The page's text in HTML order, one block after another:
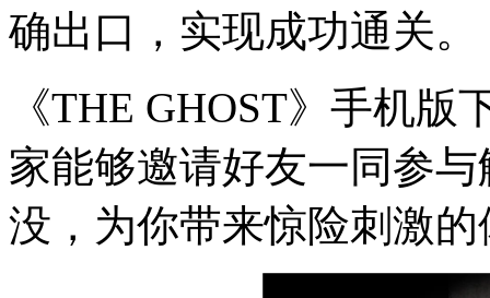
确出口，实现成功通关。
《THE GHOST》手机
家能够邀请好友一同参
没，为你带来惊险刺激的